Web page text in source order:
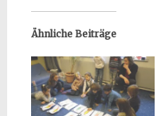
Ähnliche Beiträge